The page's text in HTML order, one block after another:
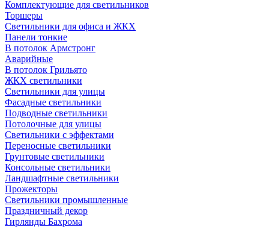
Комплектующие для светильников
Торшеры
Светильники для офиса и ЖКХ
Панели тонкие
В потолок Армстронг
Аварийные
В потолок Грильято
ЖКХ светильники
Светильники для улицы
Фасадные светильники
Подводные светильники
Потолочные для улицы
Светильники с эффектами
Переносные светильники
Грунтовые светильники
Консольные светильники
Ландшафтные светильники
Прожекторы
Светильники промышленные
Праздничный декор
Гирлянды Бахрома